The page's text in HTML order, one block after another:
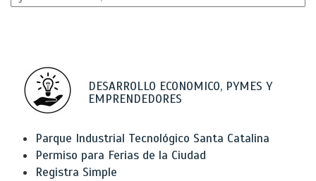
DESARROLLO ECONOMICO, PYMES Y
EMPRENDEDORES
Parque Industrial Tecnológico Santa Catalina
Permiso para Ferias de la Ciudad
Registra Simple